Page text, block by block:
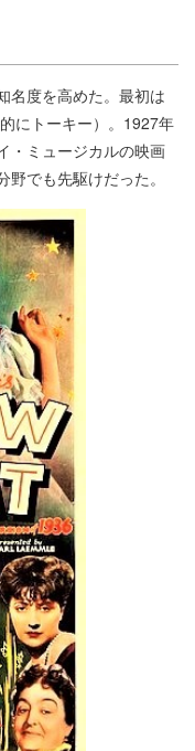
名度を高めた。最初は
にトーキー）。1927年
・ミュージカルの映画
でも先駆けだった。